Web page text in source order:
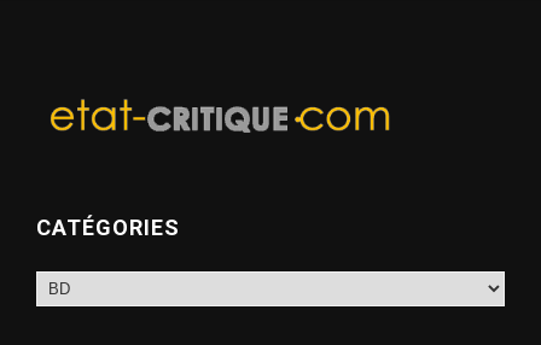
CATÉGORIES
Catégories